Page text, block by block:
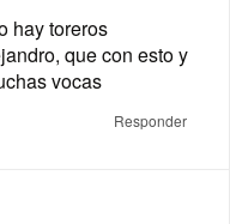
hay toreros
que con esto y
vocas
Responder